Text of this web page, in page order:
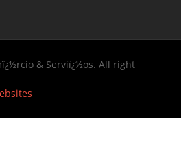
& Serviï¿½os. All right